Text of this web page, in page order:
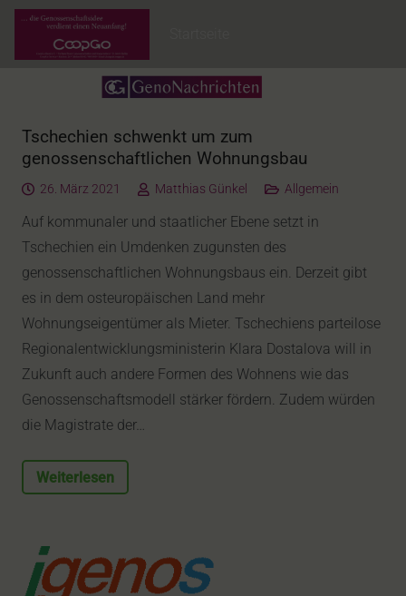
Tschechien schwenkt um zum
genossenschaftlichen Wohnungsbau
26. März 2021 Matthias Günkel Allgemein
Auf kommunaler und staatlicher Ebene setzt in
Tschechien ein Umdenken zugunsten des
genossenschaftlichen Wohnungsbaus ein. Derzeit gibt
es in dem osteuropäischen Land mehr
Wohnungseigentümer als Mieter. Tschechiens parteilose
Regionalentwicklungsministerin Klara Dostalova will in
Zukunft auch andere Formen des Wohnens wie das
Genossenschaftsmodell stärker fördern. Zudem würden
die Magistrate der…
Weiterlesen